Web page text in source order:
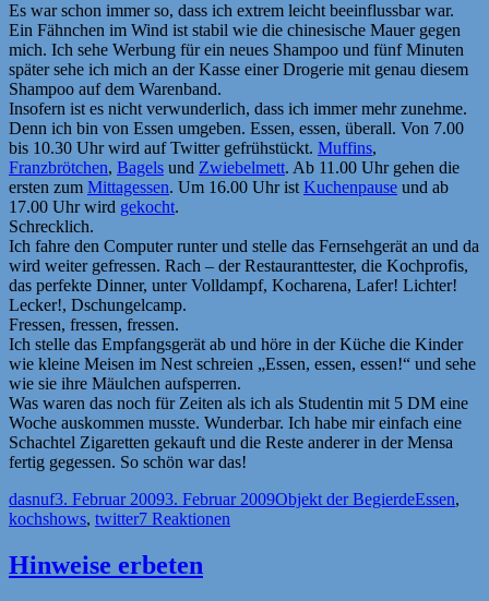
Es war schon immer so, dass ich extrem leicht beeinflussbar war.
Ein Fähnchen im Wind ist stabil wie die chinesische Mauer gegen
mich. Ich sehe Werbung für ein neues Shampoo und fünf Minuten
später sehe ich mich an der Kasse einer Drogerie mit genau diesem
Shampoo auf dem Warenband.
Insofern ist es nicht verwunderlich, dass ich immer mehr zunehme.
Denn ich bin von Essen umgeben. Essen, essen, überall. Von 7.00
bis 10.30 Uhr wird auf Twitter gefrühstückt. Muffins,
Franzbrötchen, Bagels und Zwiebelmett. Ab 11.00 Uhr gehen die
ersten zum Mittagessen. Um 16.00 Uhr istKuchenpause und ab
17.00 Uhr wird gekocht.
Schrecklich.
Ich fahre den Computer runter und stelle das Fernsehgerät an und da
wird weiter gefressen. Rach – der Restauranttester, die Kochprofis,
das perfekte Dinner, unter Volldampf, Kocharena, Lafer! Lichter!
Lecker!, Dschungelcamp.
Fressen, fressen, fressen.
Ich stelle das Empfangsgerät ab und höre in der Küche die Kinder
wie kleine Meisen im Nest schreien „Essen, essen, essen!“ und sehe
wie sie ihre Mäulchen aufsperren.
Was waren das noch für Zeiten als ich als Studentin mit 5 DM eine
Woche auskommen musste. Wunderbar. Ich habe mir einfach eine
Schachtel Zigaretten gekauft und die Reste anderer in der Mensa
fertig gegessen. So schön war das!
Autor
dasnufVeröffentlicht
am
3. Februar 20093. Februar 2009Kategorien
Objekt der BegierdeEssen,
kochshows, twitter7 Reaktionen
Hinweise erbeten